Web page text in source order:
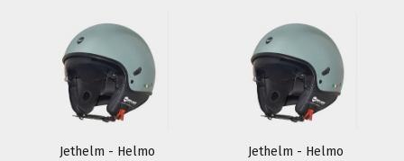
Jethelm - Helmo
Jethelm - Helmo